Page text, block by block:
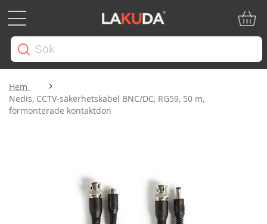
Hem
Nedis, CCTV-säkerhetskabel BNC/DC, RG59, 50 m,
förmonterade kontaktdon